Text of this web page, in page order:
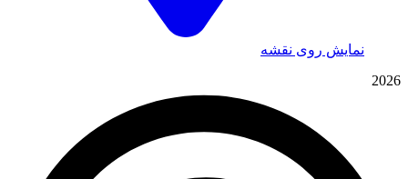
نمایش روی نقشه
2026